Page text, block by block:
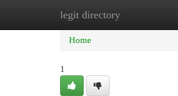
legit directory
Home New Site Listings
Home
1